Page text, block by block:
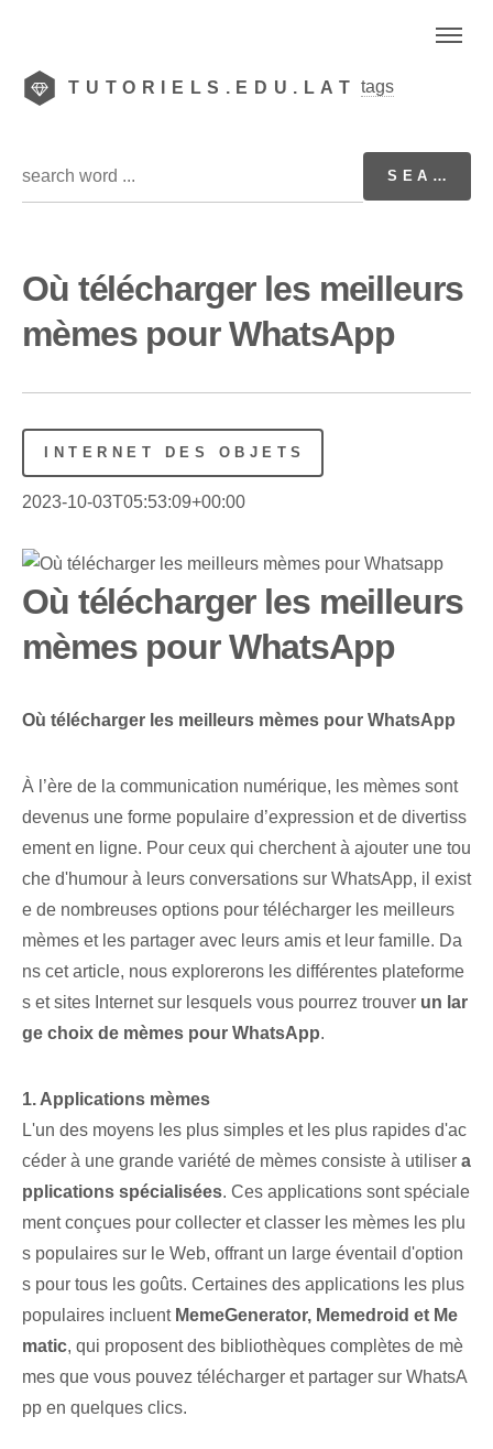
TUTORIELS.EDU.LAT tags
Où télécharger les meilleurs
mèmes pour WhatsApp
INTERNET DES OBJETS
2023-10-03T05:53:09+00:00
Où télécharger les meilleurs
mèmes pour WhatsApp
Où télécharger les meilleurs mèmes pour WhatsApp
À l’ère de la communication numérique, les mèmes sont
devenus une forme populaire d’expression et de divertiss
ement en ligne. Pour ceux qui cherchent à ajouter une tou
che d'humour à leurs conversations sur WhatsApp, il exist
e de nombreuses options pour télécharger les meilleurs
mèmes et les partager avec leurs amis et leur famille. Da
ns cet article, nous explorerons les différentes plateforme
s et sites Internet sur lesquels vous pourrez trouver un lar
ge choix de mèmes pour WhatsApp.
1. Applications mèmes
L'un des moyens les plus simples et les plus rapides d'ac
céder à une grande variété de mèmes consiste à utiliser a
pplications spécialisées. Ces applications sont spéciale
ment conçues pour collecter et classer les mèmes les plu
s populaires sur le Web, offrant un large éventail d'option
s pour tous les goûts. Certaines des applications les plus
populaires incluent MemeGenerator, Memedroid et Me
matic, qui proposent des bibliothèques complètes de mè
mes que vous pouvez télécharger et partager sur WhatsA
pp en quelques clics.